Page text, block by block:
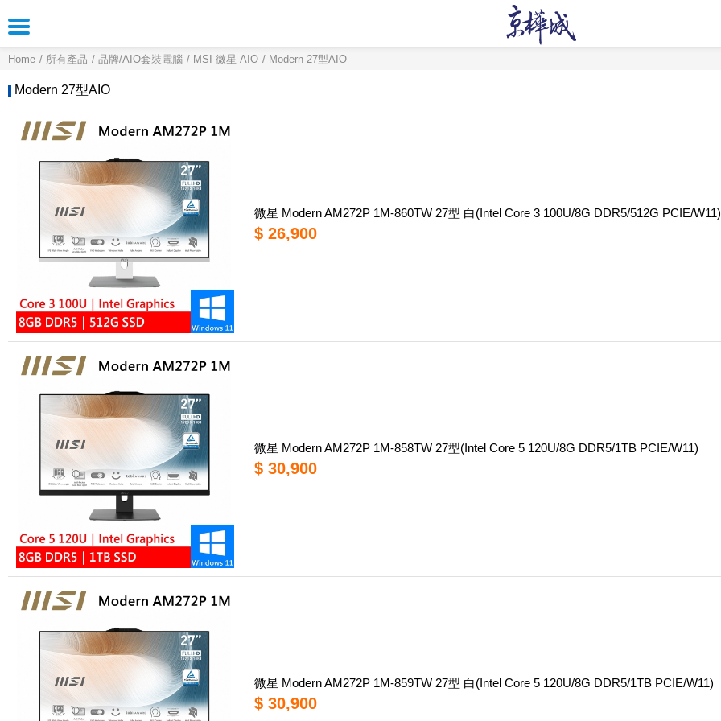
Home 所有產品 品牌/AIO套裝電腦 MSI 微星 AIO Modern 27型AIO
Modern 27型AIO
微星 Modern AM272P 1M-860TW 27型 白(Intel Core 3 100U/8G DDR5/512G PCIE/W11)
$ 26,900
微星 Modern AM272P 1M-858TW 27型(Intel Core 5 120U/8G DDR5/1TB PCIE/W11)
$ 30,900
微星 Modern AM272P 1M-859TW 27型 白(Intel Core 5 120U/8G DDR5/1TB PCIE/W11)
$ 30,900